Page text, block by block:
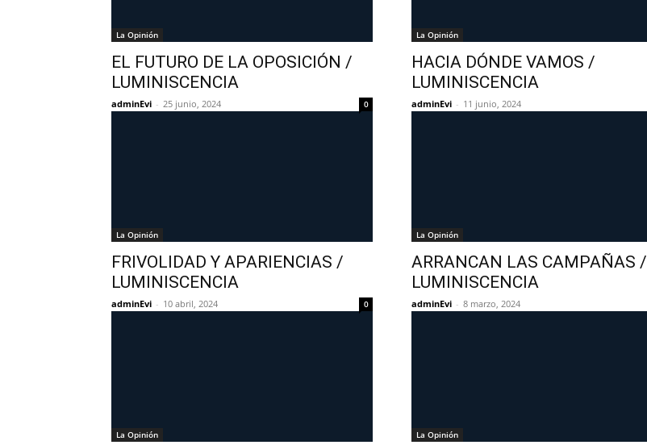
La Opinión
EL FUTURO DE LA OPOSICIÓN /
LUMINISCENCIA
adminEvi - 25 junio, 2024 0
La Opinión
HACIA DÓNDE VAMOS /
LUMINISCENCIA
adminEvi - 11 junio, 2024
La Opinión
FRIVOLIDAD Y APARIENCIAS /
LUMINISCENCIA
adminEvi - 10 abril, 2024 0
La Opinión
ARRANCAN LAS CAMPAÑAS /
LUMINISCENCIA
adminEvi - 8 marzo, 2024
La Opinión La Opinión